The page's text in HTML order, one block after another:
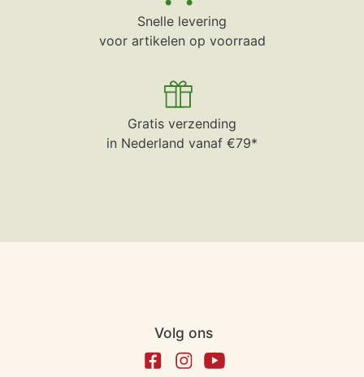
Snelle levering
voor artikelen op voorraad
Gratis verzending
in Nederland vanaf €79*
Volg ons